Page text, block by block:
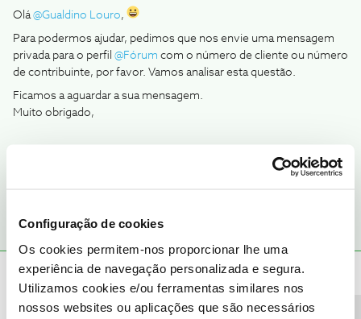
Configuração de cookies
Os cookies permitem-nos proporcionar lhe uma
experiência de navegação personalizada e segura.
Utilizamos cookies e/ou ferramentas similares nos
nossos websites ou aplicações que são necessários
Olá@Gualdino Louro,
Para podermos ajudar, pedimos que nos envie uma mensagem
privada para o perfil @Fórum com o número de cliente ou número
de contribuinte, por favor. Vamos analisar esta questão.
Ficamos a aguardar a sua mensagem.
Muito obrigado,
Ajude a comunidade a encontrar informação relevante. Marque
como "Melhor Resposta" e faça "Like" nos melhores comentários.
Bom dia, tive um consumo de 4 Gb num dia, penso que